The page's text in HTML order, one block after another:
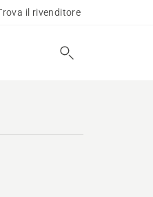
il rivenditore